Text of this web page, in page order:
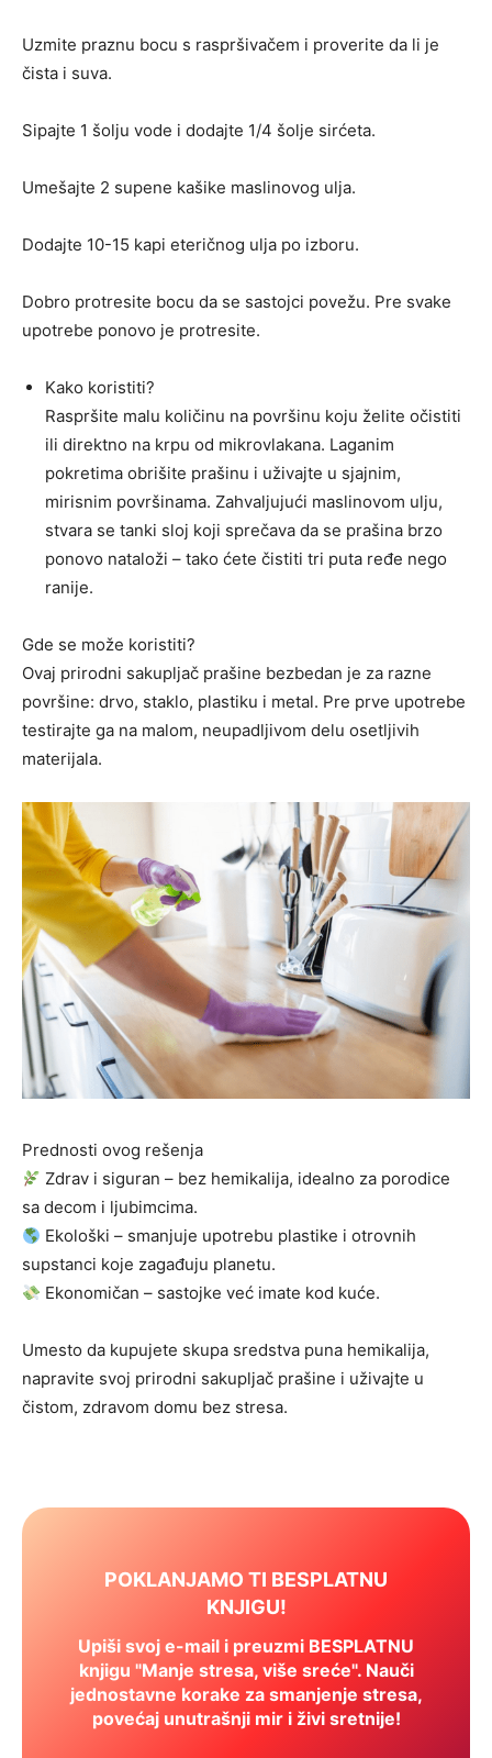
Uzmite praznu bocu s raspršivačem i proverite da li je
čista i suva.
Sipajte 1 šolju vode i dodajte 1/4 šolje sirćeta.
Umešajte 2 supene kašike maslinovog ulja.
Dodajte 10-15 kapi eteričnog ulja po izboru.
Dobro protresite bocu da se sastojci povežu. Pre svake
upotrebe ponovo je protresite.
Kako koristiti?
Raspršite malu količinu na površinu koju želite očistiti
ili direktno na krpu od mikrovlakana. Laganim
pokretima obrišite prašinu i uživajte u sjajnim,
mirisnim površinama. Zahvaljujući maslinovom ulju,
stvara se tanki sloj koji sprečava da se prašina brzo
ponovo nataloži – tako ćete čistiti tri puta ređe nego
ranije.
Gde se može koristiti?
Ovaj prirodni sakupljač prašine bezbedan je za razne
površine: drvo, staklo, plastiku i metal. Pre prve upotrebe
testirajte ga na malom, neupadljivom delu osetljivih
materijala.
Prednosti ovog rešenja
Zdrav i siguran – bez hemikalija, idealno za porodice
sa decom i ljubimcima.
Ekološki – smanjuje upotrebu plastike i otrovnih
supstanci koje zagađuju planetu.
Ekonomičan – sastojke već imate kod kuće.
Umesto da kupujete skupa sredstva puna hemikalija,
napravite svoj prirodni sakupljač prašine i uživajte u
čistom, zdravom domu bez stresa.
POKLANJAMO TI BESPLATNU
KNJIGU!
Upiši svoj e-mail i preuzmi BESPLATNU
knjigu "Manje stresa, više sreće". Nauči
jednostavne korake za smanjenje stresa,
povećaj unutrašnji mir i živi sretnije!